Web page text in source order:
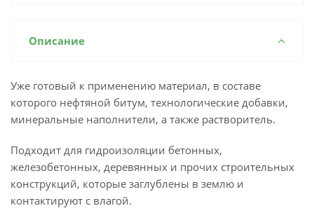
Описание
Уже готовый к применению материал, в составе
которого нефтяной битум, технологические добавки,
минеральные наполнители, а также растворитель.
Подходит для гидроизоляции бетонных,
железобетонных, деревянных и прочих строительных
конструкций, которые заглублены в землю и
контактируют с влагой.